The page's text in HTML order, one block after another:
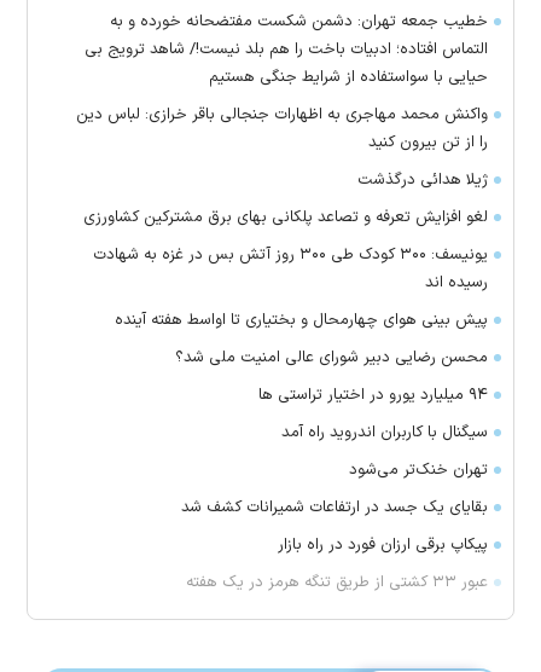
خطیب جمعه تهران: دشمن شکست مفتضحانه خورده و به
التماس افتاده؛ ادبیات باخت را هم بلد نیست!/ شاهد ترویج بی
حیایی با سواستفاده از شرایط جنگی هستیم
واکنش محمد مهاجری به اظهارات جنجالی باقر خرازی: لباس دین
را از تن بیرون کنید
ژیلا هدائی درگذشت
لغو افزایش تعرفه و تصاعد پلکانی بهای برق مشترکین کشاورزی
یونیسف: ۳۰۰ کودک طی ۳۰۰ روز آتش بس در غزه به شهادت
رسیده اند
پیش بینی هوای چهارمحال و بختیاری تا اواسط هفته آینده
محسن رضایی دبیر شورای عالی امنیت ملی شد؟
۹۴ میلیارد یورو در اختیار تراستی ها
سیگنال با کاربران اندروید راه آمد
تهران خنک‌تر می‌شود
بقایای یک جسد در ارتفاعات شمیرانات کشف شد
پیکاپ برقی ارزان فورد در راه بازار
عبور ۳۳ کشتی از طریق تنگه هرمز در یک هفته